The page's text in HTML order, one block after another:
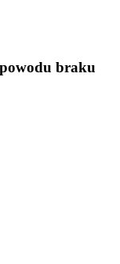
braku